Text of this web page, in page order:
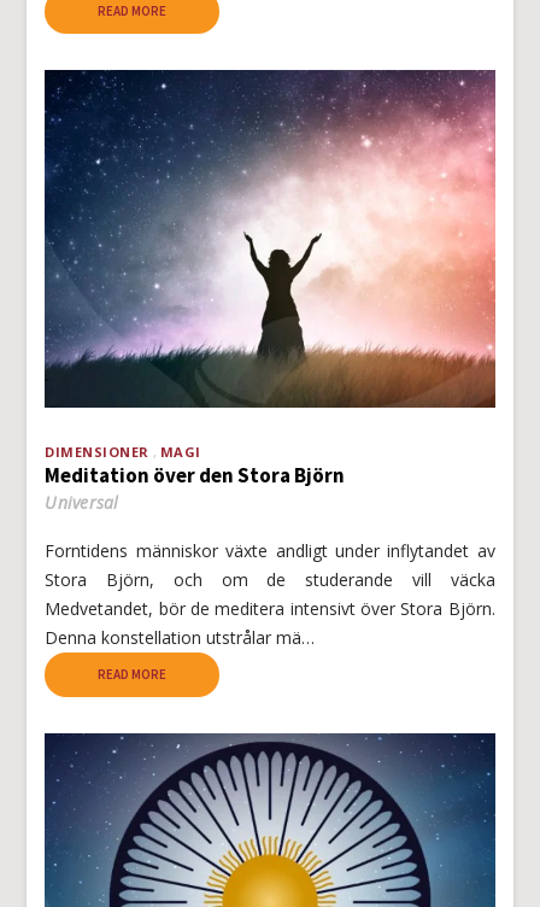
READ MORE
DIMENSIONER MAGI
Meditation över den Stora Björn
Universal
Forntidens människor växte andligt under inflytandet av
Stora Björn, och om de studerande vill väcka
Medvetandet, bör de meditera intensivt över Stora Björn.
Denna konstellation utstrålar mä…
READ MORE